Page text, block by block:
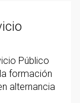
Público
formación
alternancia